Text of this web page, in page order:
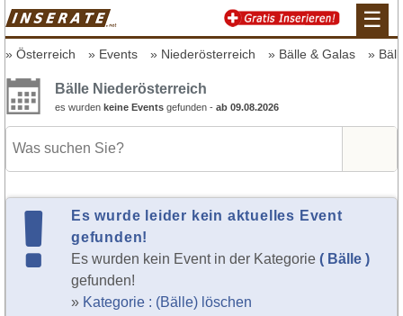
☰
Österreich Events Niederösterreich Bälle & Galas
Bälle Niederösterreich
es wurden keine Events gefunden - ab 09.08.2026
Es wurde leider kein aktuelles Event
gefunden!
Es wurden kein Event in der Kategorie ( Bälle )
gefunden!
» Kategorie : (Bälle) löschen